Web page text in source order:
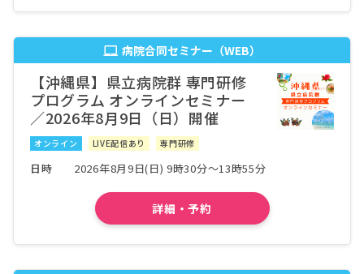
病院合同セミナー（WEB）
【沖縄県】県立病院群 専門研修
プログラム オンラインセミナー
／2026年8月9日（日）開催
オンライン LIVE配信あり 専門研修
日時 2026年8月9日(日) 9時30分～13時55分
詳細・予約